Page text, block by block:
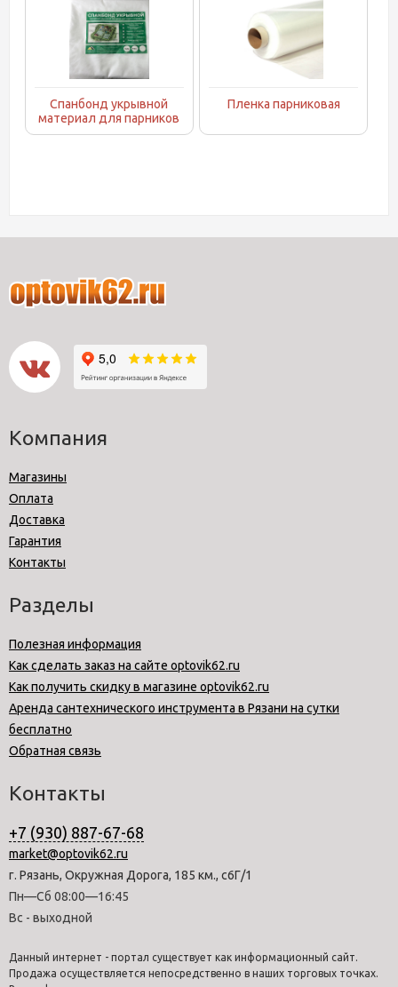
Спанбонд укрывной
материал для парников
Пленка парниковая
Компания
Магазины
Оплата
Доставка
Гарантия
Контакты
Разделы
Полезная информация
Как сделать заказ на сайте optovik62.ru
Как получить скидку в магазине optovik62.ru
Аренда сантехнического инструмента в Рязани на сутки
бесплатно
Обратная связь
Контакты
+7 (930) 887-67-68
market@optovik62.ru
г. Рязань, Окружная Дорога, 185 км., с6Г/1
Пн—Сб 08:00—16:45
Вс - выходной
Данный интернет - портал существует как информационный сайт.
Продажа осуществляется непосредственно в наших торговых точках.